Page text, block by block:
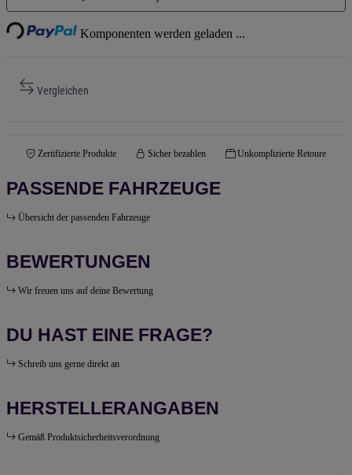
Loading... Komponenten werden geladen ...
Vergleichen
Zertifizierte Produkte Sicher bezahlen Unkomplizierte Retoure
PASSENDE FAHRZEUGE
Übersicht der passenden Fahrzeuge
BEWERTUNGEN
Wir freuen uns auf deine Bewertung
DU HAST EINE FRAGE?
Schreib uns gerne direkt an
HERSTELLERANGABEN
Gemäß Produktsicherheitsverordnung